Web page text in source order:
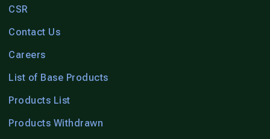
CSR
Contact Us
Careers
List of Base Products
Products List
Products Withdrawn